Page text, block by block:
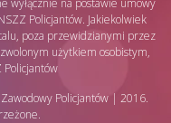
wyłącznie na postawie umowy
Policjantów. Jakiekolwiek
poza przewidzianymi przez
użytkiem osobistym,
Policjantów | 2016.